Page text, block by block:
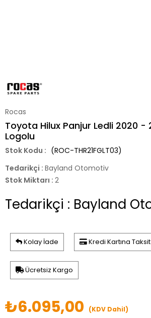
Rocas
Toyota Hilux Panjur Ledli 2020 -
Logolu
(ROC-THR21FGLT03)
Tedarikçi : Bayland Otomotiv
Stok Miktarı : 2
Tedarikçi : Bayland
Kolay İade Kredi Kartına Taksit
Ücretsiz Kargo
₺6.095,00 (KDV Dahil)